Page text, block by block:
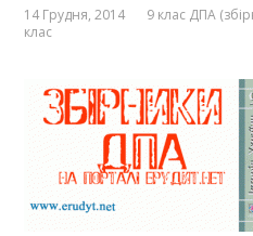
14 Грудня, 2014 9 клас ДПА
клас